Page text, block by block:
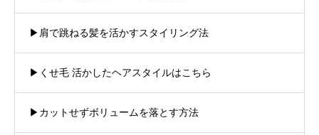
▶︎肩で跳ねる髪を活かすスタイリング法
▶︎くせ毛 活かしたヘアスタイルはこちら
▶︎カットせずボリュームを落とす方法